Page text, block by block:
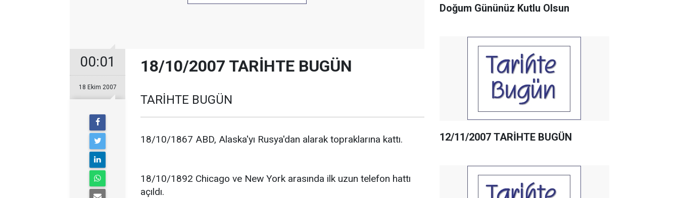
00:01
18 Ekim 2007
18/10/2007 TARİHTE BUGÜN
TARİHTE BUGÜN
18/10/1867 ABD, Alaska'yı Rusya'dan alarak topraklarına kattı.
18/10/1892 Chicago ve New York arasında ilk uzun telefon hattı
açıldı.
Doğum Gününüz Kutlu Olsun
12/11/2007 TARİHTE BUGÜN